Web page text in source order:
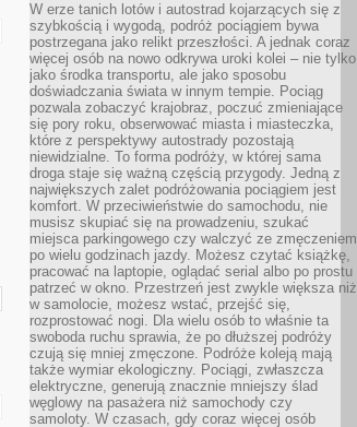
W erze tanich lotów i autostrad kojarzących się z
szybkością i wygodą, podróż pociągiem bywa
postrzegana jako relikt przeszłości. A jednak coraz
więcej osób na nowo odkrywa uroki kolei – nie tylko
jako środka transportu, ale jako sposobu
doświadczania świata w innym tempie. Pociąg
pozwala zobaczyć krajobraz, poczuć zmieniające
się pory roku, obserwować miasta i miasteczka,
które z perspektywy autostrady pozostają
niewidzialne. To forma podróży, w której sama
droga staje się ważną częścią przygody. Jedną z
największych zalet podróżowania pociągiem jest
komfort. W przeciwieństwie do samochodu, nie
musisz skupiać się na prowadzeniu, szukać
miejsca parkingowego czy walczyć ze zmęczeniem
po wielu godzinach jazdy. Możesz czytać książkę,
pracować na laptopie, oglądać serial albo po prostu
patrzeć w okno. Przestrzeń jest zwykle większa niż
w samolocie, możesz wstać, przejść się,
rozprostować nogi. Dla wielu osób to właśnie ta
swoboda ruchu sprawia, że po dłuższej podróży
czują się mniej zmęczone. Podróże koleją mają
także wymiar ekologiczny. Pociągi, zwłaszcza
elektryczne, generują znacznie mniejszy ślad
węglowy na pasażera niż samochody czy
samoloty. W czasach, gdy coraz więcej osób